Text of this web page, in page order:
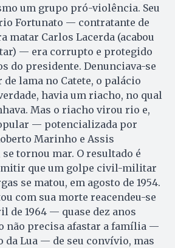
um grupo pró-violência. Seu
Fortunato — contratante de
matar Carlos Lacerda (acabou
— era corrupto e protegido
do presidente. Denunciava-se
de lama no Catete, o palácio
havia um riacho, no qual
Mas o riacho virou rio e,
— potencializada por
Marinho e Assis
tornou mar. O resultado é
que um golpe civil-militar
se matou, em agosto de 1954.
com sua morte reacendeu-se
de 1964 — quase dez anos
não precisa afastar a família —
da Lua — de seu convívio, mas